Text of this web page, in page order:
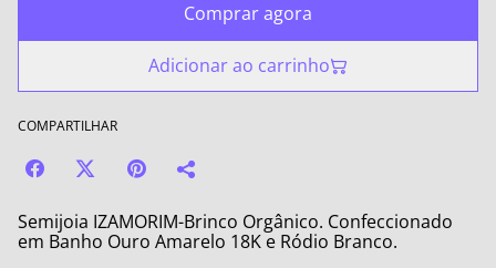
Comprar agora
Adicionar ao carrinho
COMPARTILHAR
Semijoia IZAMORIM-Brinco Orgânico. Confeccionado
em Banho Ouro Amarelo 18K e Ródio Branco.